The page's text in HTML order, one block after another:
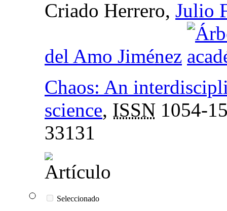
Criado Herrero, Julio
del Amo Jiménez
Chaos: An
science, ISSN 1054-
33131
Seleccionado